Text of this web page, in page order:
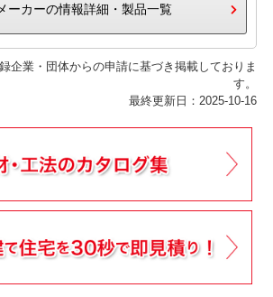
ーカーの情報詳細・製品一覧
企業・団体からの申請に基づき掲載しておりま
す。
最終更新日：2025-10-16